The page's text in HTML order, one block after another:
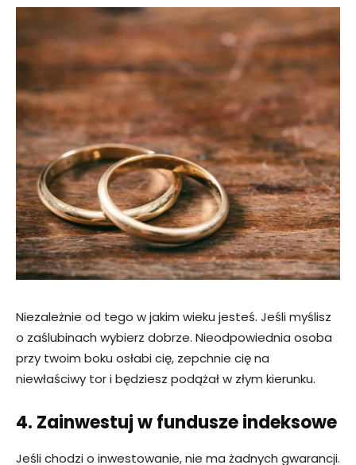
Niezależnie od tego w jakim wieku jesteś. Jeśli myślisz
o zaślubinach wybierz dobrze. Nieodpowiednia osoba
przy twoim boku osłabi cię, zepchnie cię na
niewłaściwy tor i będziesz podążał w złym kierunku.
4. Zainwestuj w fundusze indeksowe
Jeśli chodzi o inwestowanie, nie ma żadnych gwarancji.